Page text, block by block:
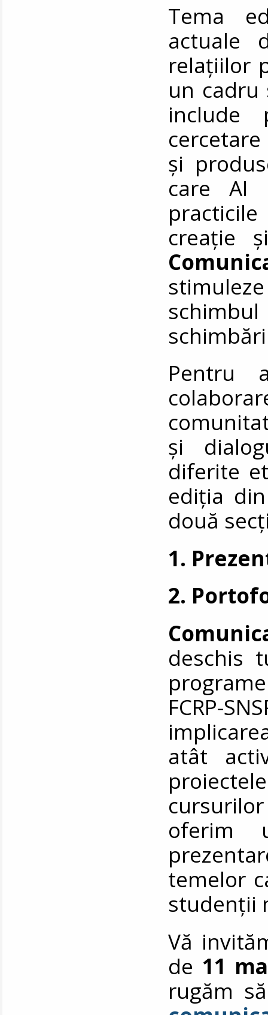
Tema
actuale
relațiilor
un cadru
include
și
care AI
creație
Pentru
și
diferite
ediția
două
1.
2.
deschis
FCRP-
atât
oferim
temelor
studenții
Vă
de 11
rugăm